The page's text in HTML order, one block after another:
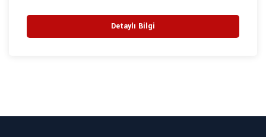
Detaylı Bilgi